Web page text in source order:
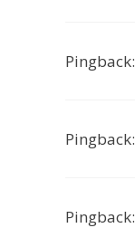
Pingback:
Pingback:
Pingback: